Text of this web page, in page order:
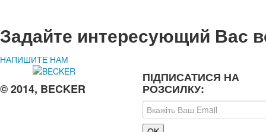
Задайте интересующий Вас
НАПИШИТЕ НАМ
© 2014, BECKER
ПІДПИСАТИСЯ НА
РОЗСИЛКУ: